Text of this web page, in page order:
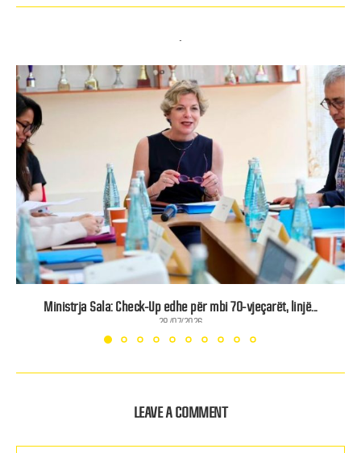
Ministrja Sala: Check-Up edhe për mbi 70-vjeçarët, linjë...
28/07/2026
LEAVE A COMMENT